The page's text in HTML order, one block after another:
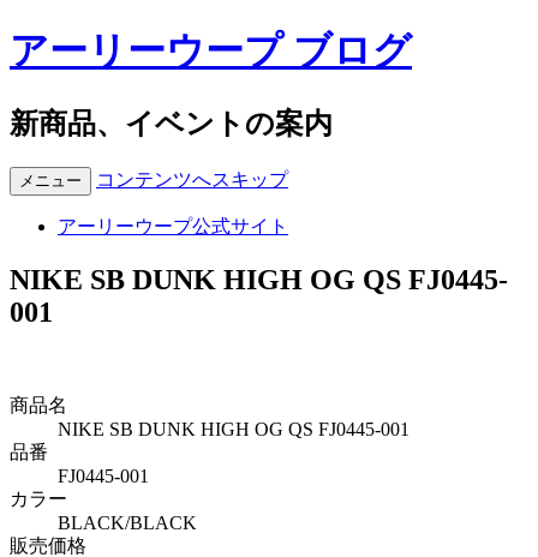
アーリーウープ ブログ
新商品、イベントの案内
メニュー コンテンツへスキップ
アーリーウープ公式サイト
NIKE SB DUNK HIGH OG QS FJ0445-
001
商品名
NIKE SB DUNK HIGH OG QS FJ0445-001
品番
FJ0445-001
カラー
BLACK/BLACK
販売価格